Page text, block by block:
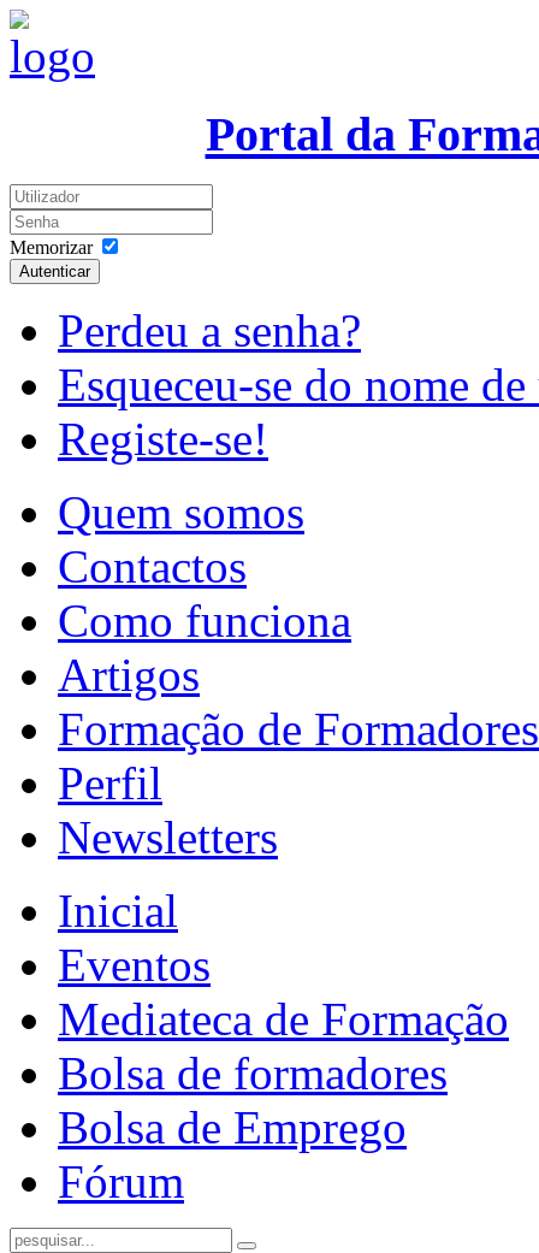
Portal da
Memorizar
Autenticar
Perdeu a senha?
Esqueceu-se do nome
Registe-se!
Quem somos
Contactos
Como funciona
Artigos
Formação de Formadores
Perfil
Newsletters
Inicial
Eventos
Mediateca de Formação
Bolsa de formadores
Bolsa de Emprego
Fórum